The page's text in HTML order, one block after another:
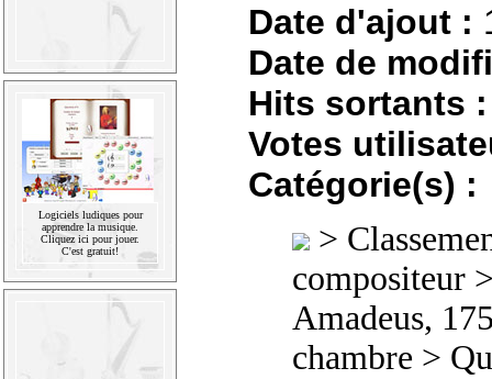
Logiciels ludiques pour
apprendre la musique.
Cliquez ici pour jouer.
C'est gratuit!
Date d'ajout :
Date de
Hits sortants :
Votes
Catégorie(s) :
>
compositeur
Amadeus,
chambre >